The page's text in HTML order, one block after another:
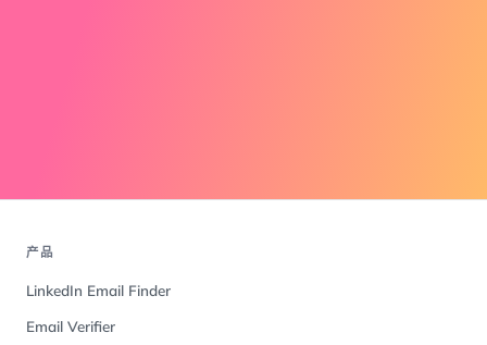
产品
LinkedIn Email Finder
Email Verifier